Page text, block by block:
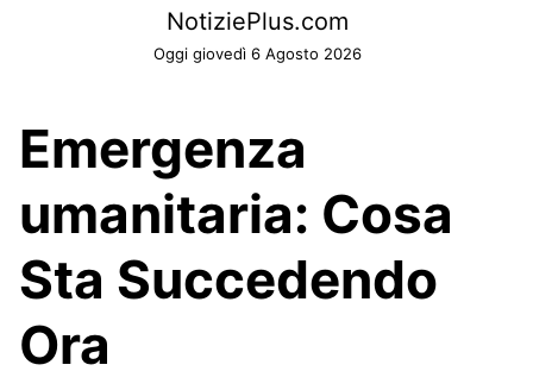
NotiziePlus.com
Oggi giovedì 6 Agosto 2026
Emergenza
umanitaria: Cosa
Sta Succedendo
Ora